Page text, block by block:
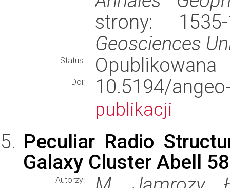
strony:
Geosciences
Status: Opublikowana
Doi: 10.5194/
publikacji
Peculiar Radio
Galaxy Cluster Abell
Autorzy: